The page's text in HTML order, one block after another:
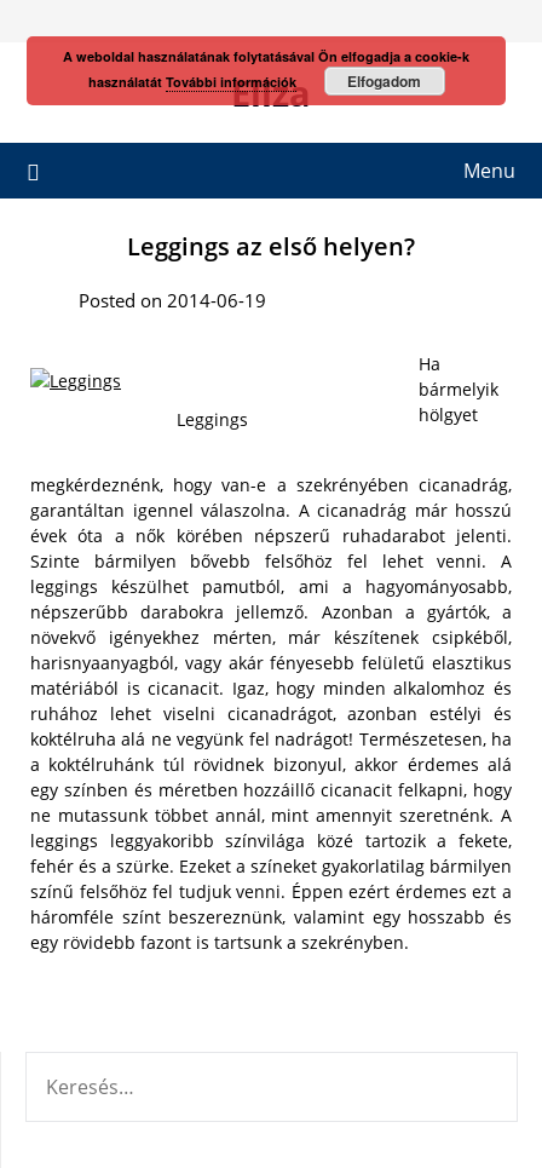
Eliza
Menu
Leggings az első helyen?
Posted on 2014-06-19
Leggings
Ha
bármelyik
hölgyet
megkérdeznénk, hogy van-e a szekrényében cicanadrág,
garantáltan igennel válaszolna. A cicanadrág már hosszú
évek óta a nők körében népszerű ruhadarabot jelenti.
Szinte bármilyen bővebb felsőhöz fel lehet venni. A
leggings készülhet pamutból, ami a hagyományosabb,
népszerűbb darabokra jellemző. Azonban a gyártók, a
növekvő igényekhez mérten, már készítenek csipkéből,
harisnyaanyagból, vagy akár fényesebb felületű elasztikus
matériából is cicanacit. Igaz, hogy minden alkalomhoz és
ruhához lehet viselni cicanadrágot, azonban estélyi és
koktélruha alá ne vegyünk fel nadrágot! Természetesen, ha
a koktélruhánk túl rövidnek bizonyul, akkor érdemes alá
egy színben és méretben hozzáillő cicanacit felkapni, hogy
ne mutassunk többet annál, mint amennyit szeretnénk. A
leggings leggyakoribb színvilága közé tartozik a fekete,
fehér és a szürke. Ezeket a színeket gyakorlatilag bármilyen
színű felsőhöz fel tudjuk venni. Éppen ezért érdemes ezt a
háromféle színt beszereznünk, valamint egy hosszabb és
egy rövidebb fazont is tartsunk a szekrényben.
A weboldal használatának folytatásával Ön elfogadja a cookie-k
használatát További információk Elfogadom